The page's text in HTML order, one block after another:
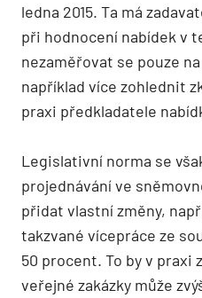
ledna 2015. Ta má
při hodnocení nabídek v
nezaměřovat se pouze
například více zohlednit
praxi předkladatele
Legislativní norma se
projednávání ve
přidat vlastní změny,
takzvané vícepráce ze
50 procent. To by v praxi
veřejné zakázky může